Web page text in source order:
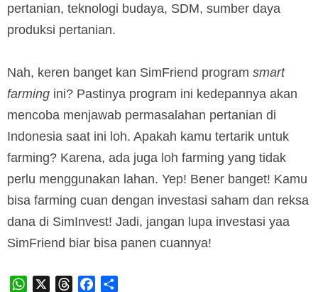
pertanian, teknologi budaya, SDM, sumber daya
produksi pertanian.
Nah, keren banget kan SimFriend program smart
farming ini? Pastinya program ini kedepannya akan
mencoba menjawab permasalahan pertanian di
Indonesia saat ini loh. Apakah kamu tertarik untuk
farming? Karena, ada juga loh farming yang tidak
perlu menggunakan lahan. Yep! Bener banget! Kamu
bisa farming cuan dengan investasi saham dan reksa
dana di SimInvest! Jadi, jangan lupa investasi yaa
SimFriend biar bisa panen cuannya!
WhatsApp ThreadsFacebook